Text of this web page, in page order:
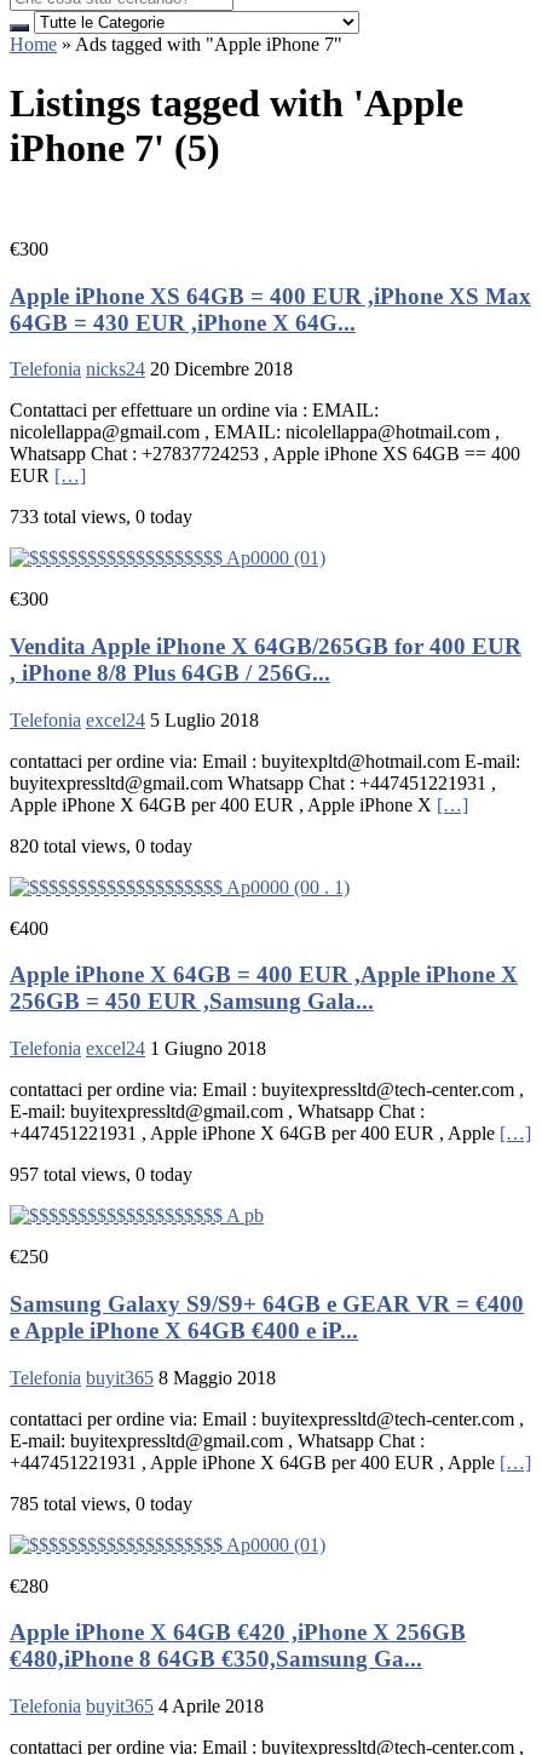
Home » Ads tagged with "Apple iPhone 7"
Listings tagged with 'Apple
iPhone 7' (5)
€300
Apple iPhone XS 64GB = 400 EUR ,iPhone XS Max
64GB = 430 EUR ,iPhone X 64G...
Telefonia nicks24 20 Dicembre 2018
Contattaci per effettuare un ordine via : EMAIL:
nicolellappa@gmail.com , EMAIL: nicolellappa@hotmail.com ,
Whatsapp Chat : +27837724253 , Apple iPhone XS 64GB == 400
EUR […]
733 total views, 0 today
€300
Vendita Apple iPhone X 64GB/265GB for 400 EUR
, iPhone 8/8 Plus 64GB / 256G...
Telefonia excel24 5 Luglio 2018
contattaci per ordine via: Email : buyitexpltd@hotmail.com E-mail:
buyitexpressltd@gmail.com Whatsapp Chat : +447451221931 ,
Apple iPhone X 64GB per 400 EUR , Apple iPhone X […]
820 total views, 0 today
€400
Apple iPhone X 64GB = 400 EUR ,Apple iPhone X
256GB = 450 EUR ,Samsung Gala...
Telefonia excel24 1 Giugno 2018
contattaci per ordine via: Email : buyitexpressltd@tech-center.com ,
E-mail: buyitexpressltd@gmail.com , Whatsapp Chat :
+447451221931 , Apple iPhone X 64GB per 400 EUR , Apple […]
957 total views, 0 today
€250
Samsung Galaxy S9/S9+ 64GB e GEAR VR = €400
e Apple iPhone X 64GB €400 e iP...
Telefonia buyit365 8 Maggio 2018
contattaci per ordine via: Email : buyitexpressltd@tech-center.com ,
E-mail: buyitexpressltd@gmail.com , Whatsapp Chat :
+447451221931 , Apple iPhone X 64GB per 400 EUR , Apple […]
785 total views, 0 today
€280
Apple iPhone X 64GB €420 ,iPhone X 256GB
€480,iPhone 8 64GB €350,Samsung Ga...
Telefonia buyit365 4 Aprile 2018
contattaci per ordine via: Email : buyitexpressltd@tech-center.com ,